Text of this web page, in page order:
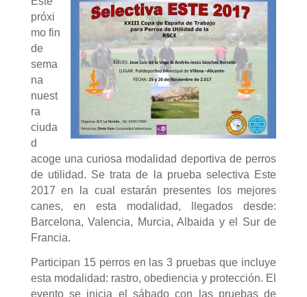
próxi
mo fin
de
sema
na
nuest
ra
ciuda
d
acoge una curiosa modalidad deportiva de perros
de utilidad. Se trata de la prueba selectiva Este
2017 en la cual estarán presentes los mejores
canes, en esta modalidad, llegados desde:
Barcelona, Valencia, Murcia, Albaida y el Sur de
Francia.
Participan 15 perros en las 3 pruebas que incluye
esta modalidad: rastro, obediencia y protección. El
evento se inicia el sábado con las pruebas de